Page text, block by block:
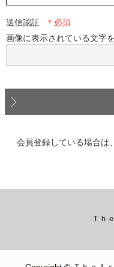
送信認証
画像に表示されている文字
会員登録している場合は、
Ｔｈ